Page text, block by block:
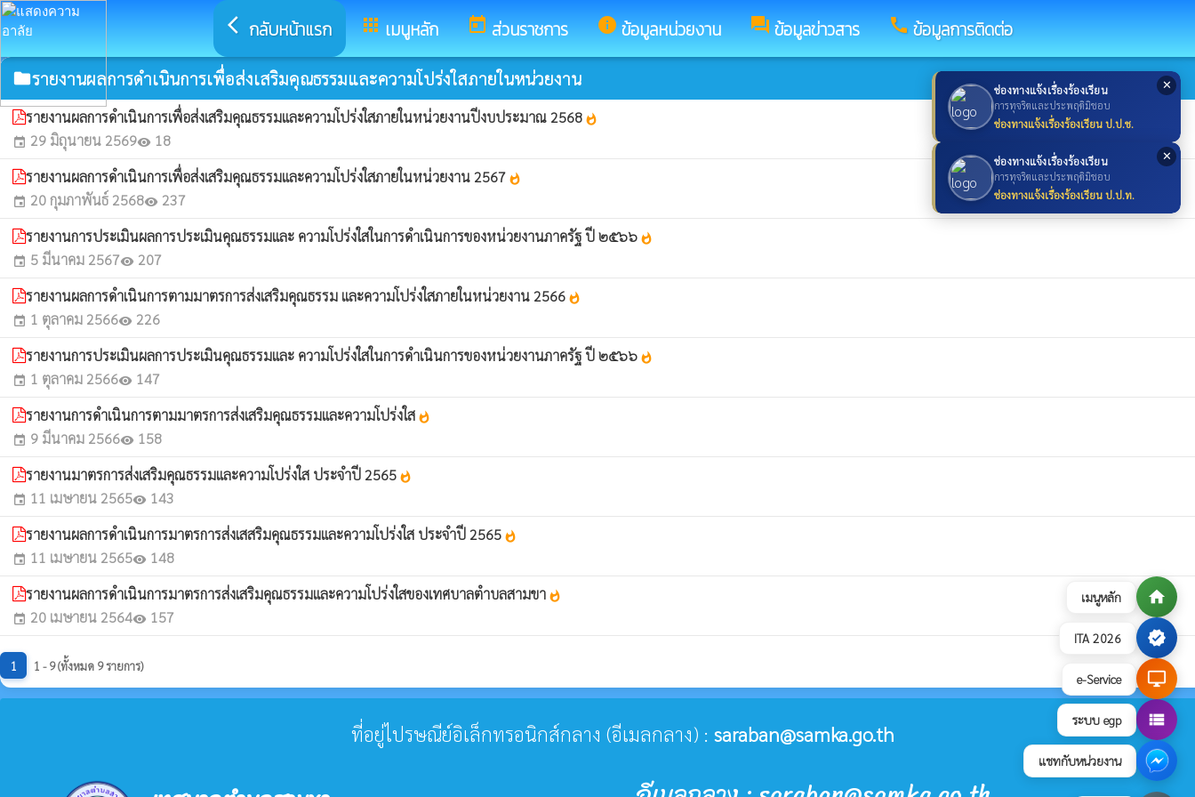
เมนูหลัก home
ITA 2026 verified
e-Service desktop_windows
ระบบ egp view_list
แชทกับหน่วยงาน
✕
ช่องทางแจ้งเรื่องร้องเรียน
การทุจริตและประพฤติมิชอบ
ช่องทางแจ้งเรื่องร้องเรียน ป.ป.ช.
✕
ช่องทางแจ้งเรื่องร้องเรียน
การทุจริตและประพฤติมิชอบ
ช่องทางแจ้งเรื่องร้องเรียน ป.ป.ท.
arrow_back_ios กลับหน้าแรก apps เมนูหลัก today ส่วนราชการ info ข้อมูลหน่วยงาน forum ข้อมูลข่าวสาร call ข้อมูลการติดต่อ
folderรายงานผลการดำเนินการเพื่อส่งเสริมคุณธรรมและความโปร่งใสภายในหน่วยงาน
รายงานผลการดำเนินการเพื่อส่งเสริมคุณธรรมและความโปร่งใสภายในหน่วยงานปีงบประมาณ 2568 whatshot
event 29 มิถุนายน 2569visibility 18
รายงานผลการดำเนินการเพื่อส่งเสริมคุณธรรมและความโปร่งใสภายในหน่วยงาน 2567 whatshot
event 20 กุมภาพันธ์ 2568visibility 237
รายงานการประเมินผลการประเมินคุณธรรมและ ความโปร่งใสในการดำเนินการของหน่วยงานภาครัฐ ปี ๒๕๖๖ whatshot
event 5 มีนาคม 2567visibility 207
รายงานผลการดำเนินการตามมาตรการส่งเสริมคุณธรรม และความโปร่งใสภายในหน่วยงาน 2566 whatshot
event 1 ตุลาคม 2566visibility 226
รายงานการประเมินผลการประเมินคุณธรรมและ ความโปร่งใสในการดำเนินการของหน่วยงานภาครัฐ ปี ๒๕๖๖ whatshot
event 1 ตุลาคม 2566visibility 147
รายงานการดำเนินการตามมาตรการส่งเสริมคุณธรรมและความโปร่งใส whatshot
event 9 มีนาคม 2566visibility 158
รายงานมาตรการส่งเสริมคุณธรรมและความโปร่งใส ประจำปี 2565 whatshot
event 11 เมษายน 2565visibility 143
รายงานผลการดำเนินการมาตรการส่งเสสริมคุณธรรมและความโปร่งใส ประจำปี 2565 whatshot
event 11 เมษายน 2565visibility 148
รายงานผลการดำเนินการมาตรการส่งเสริมคุณธรรมและความโปร่งใสของเทศบาลตำบลสามขา whatshot
event 20 เมษายน 2564visibility 157
1 1 - 9 (ทั้งหมด 9 รายการ)
ที่อยู่ไปรษณีย์อิเล็กทรอนิกส์กลาง (อีเมลกลาง) : saraban@samka.go.th